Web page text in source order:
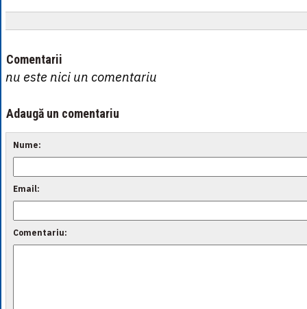
Comentarii
nu este nici un comentariu
Adaugă un comentariu
Nume:
Email:
Comentariu: